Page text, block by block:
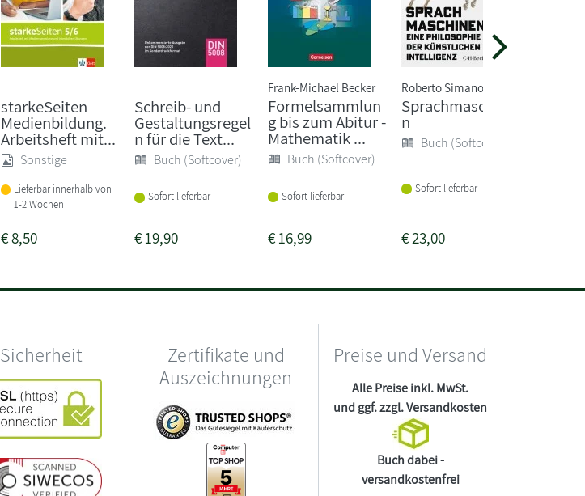
starkeSeiten
Medienbildung.
Arbeitsheft mit...
Sonstige
Lieferbar innerhalb von
1-2 Wochen
€8,50
Schreib- und
Gestaltungsregel
n für die Text...
Buch (Softcover)
Sofort lieferbar
€19,90
Frank-Michael Becker
Formelsammlun
g bis zum Abitur -
Mathematik ...
Buch (Softcover)
Sofort lieferbar
€16,99
Roberto Simanowski
Sprachmaschine
n
Buch (Softcover)
Sofort lieferbar
€23,00
Sicherheit
Zertifikate und
Auszeichnungen
Preise und Versand
Alle Preise inkl. MwSt.
und ggf. zzgl.Versandkosten
Buch dabei -
versandkostenfrei